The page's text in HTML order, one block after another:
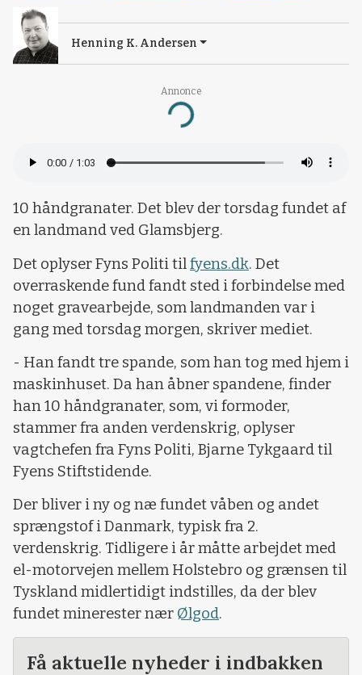
Annonce
Loading...
Henning K. Andersen
10 håndgranater. Det blev der torsdag fundet af
en landmand ved Glamsbjerg.
Det oplyser Fyns Politi tilfyens.dk. Det
overraskende fund fandt sted i forbindelse med
noget gravearbejde, som landmanden var i
gang med torsdag morgen, skriver mediet.
- Han fandt tre spande, som han tog med hjem i
maskinhuset. Da han åbner spandene, finder
han 10 håndgranater, som, vi formoder,
stammer fra anden verdenskrig, oplyser
vagtchefen fra Fyns Politi, Bjarne Tykgaard til
Fyens Stiftstidende.
Der bliver i ny og næ fundet våben og andet
sprængstof i Danmark, typisk fra 2.
verdenskrig. Tidligere i år måtte arbejdet med
el-motorvejen mellem Holstebro og grænsen til
Tyskland midlertidigt indstilles, da der blev
fundet minerester nær Ølgod.
Få aktuelle nyheder i indbakken